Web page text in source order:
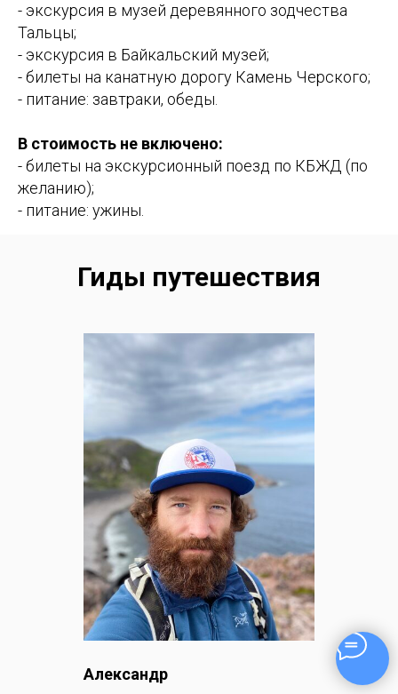
- экскурсия в музей деревянного зодчества
Тальцы;
- экскурсия в Байкальский музей;
- билеты на канатную дорогу Камень Черского;
- питание: завтраки, обеды.
В стоимость не включено:
- билеты на экскурсионный поезд по КБЖД (по
желанию);
- питание: ужины.
Гиды путешествия
Александр